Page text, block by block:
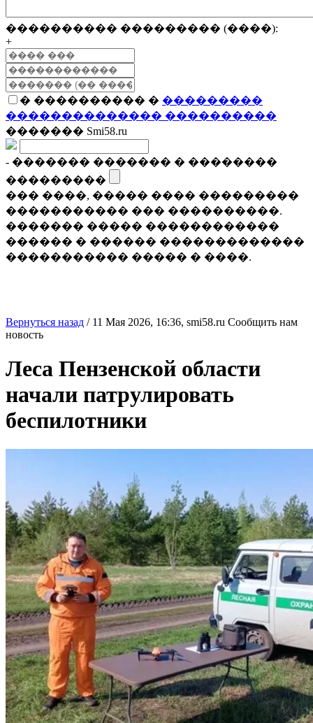
���������� ��������� (����):
+
� ���������� � ���������
�������������� ����������
������� Smi58.ru
- ������� ������� � ��������
���������
��� ����, ����� ���� ���������
����������� ��� ����������.
������� ����� ������������
������ � ������ �������������
����������� ����� � ����.
Вернуться назад / 11 Мая 2026, 16:36, smi58.ru Сообщить нам
новость
Леса Пензенской области
начали патрулировать
беспилотники